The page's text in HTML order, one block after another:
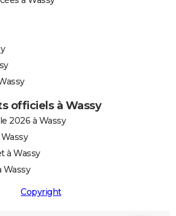
officiels à Wassy
2026 à Wassy
à Wassy
Wassy
Copyright